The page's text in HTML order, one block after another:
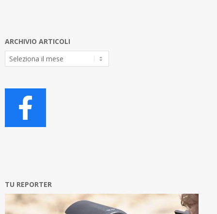
ARCHIVIO ARTICOLI
Archivio
Articoli
TU REPORTER